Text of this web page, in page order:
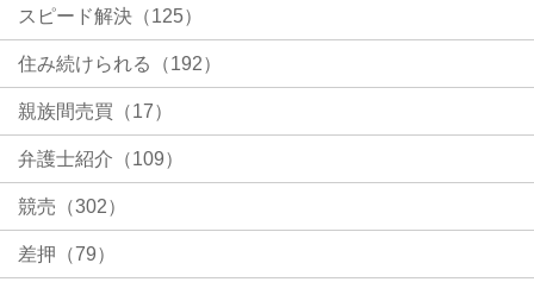
スピード解決（125）
住み続けられる（192）
親族間売買（17）
弁護士紹介（109）
競売（302）
差押（79）